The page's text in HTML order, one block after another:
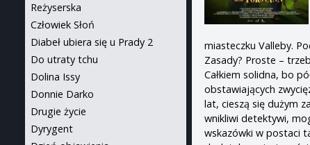
miasteczku Valleby.
Zasady? Proste –
Całkiem solidna, bo
obstawiających
lat, cieszą się dużym
wnikliwi detektywi,
wskazówki w postaci
Reżyserska
Człowiek Słoń
Diabeł ubiera się u Prady 2
Do utraty tchu
Dolina Issy
Donnie Darko
Drugie życie
Dyrygent